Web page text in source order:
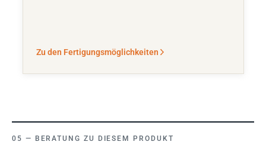
Zu den Fertigungsmöglichkeiten
BERATUNG ZU DIESEM PRODUKT